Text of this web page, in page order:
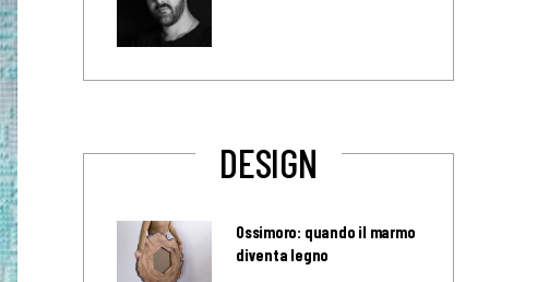
DESIGN
Ossimoro: quando il marmo
diventa legno